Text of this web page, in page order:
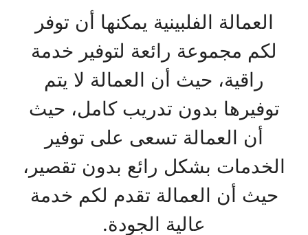
العمالة الفلبينية يمكنها أن توفر
لكم مجموعة رائعة لتوفير خدمة
راقية، حيث أن العمالة لا يتم
توفيرها بدون تدريب كامل، حيث
أن العمالة تسعى على توفير
الخدمات بشكل رائع بدون تقصير،
حيث أن العمالة تقدم لكم خدمة
عالية الجودة.